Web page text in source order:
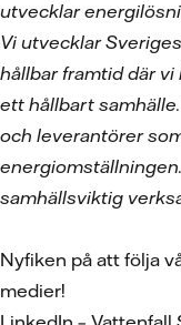
utvecklar
Vi utvecklar
hållbar framtid där
ett hållbart
och leverantörer
samhällsviktig
Nyfiken på att följa
medier!